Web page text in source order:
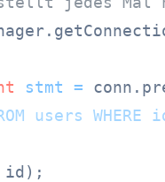
stmt =
users
id);